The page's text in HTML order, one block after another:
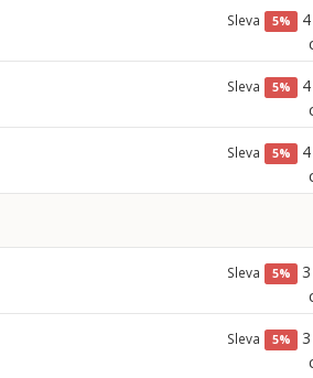
Sleva 5%
Sleva 5%
Sleva 5%
Sleva 5%
Sleva 5%